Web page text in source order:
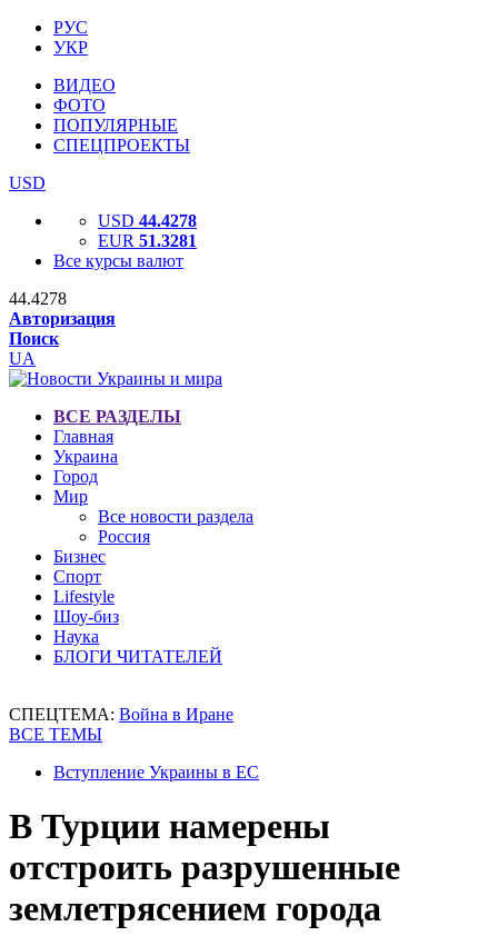
РУС
УКР
ВИДЕО
ФОТО
ПОПУЛЯРНЫЕ
СПЕЦПРОЕКТЫ
USD
USD 44.4278
EUR 51.3281
Все курсы валют
44.4278
Авторизация
Поиск
UA
ВСЕ РАЗДЕЛЫ
Главная
Украина
Город
Мир
Все новости раздела
Россия
Бизнес
Спорт
Lifestyle
Шоу-биз
Наука
БЛОГИ ЧИТАТЕЛЕЙ
СПЕЦТЕМА: Война в Иране
ВСЕ ТЕМЫ
Вступление Украины в ЕС
В Турции намерены
отстроить разрушенные
землетрясением города